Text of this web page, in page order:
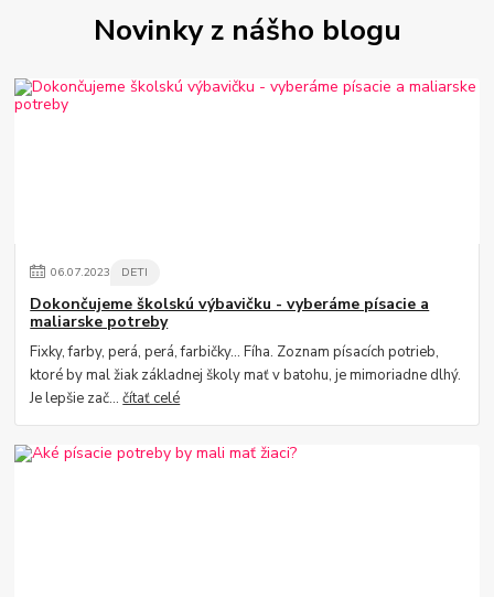
Novinky z nášho blogu
06.07.2023 DETI
Dokončujeme školskú výbavičku - vyberáme písacie a
maliarske potreby
Fixky, farby, perá, perá, farbičky... Fíha. Zoznam písacích potrieb,
ktoré by mal žiak základnej školy mať v batohu, je mimoriadne dlhý.
Je lepšie zač...čítať celé